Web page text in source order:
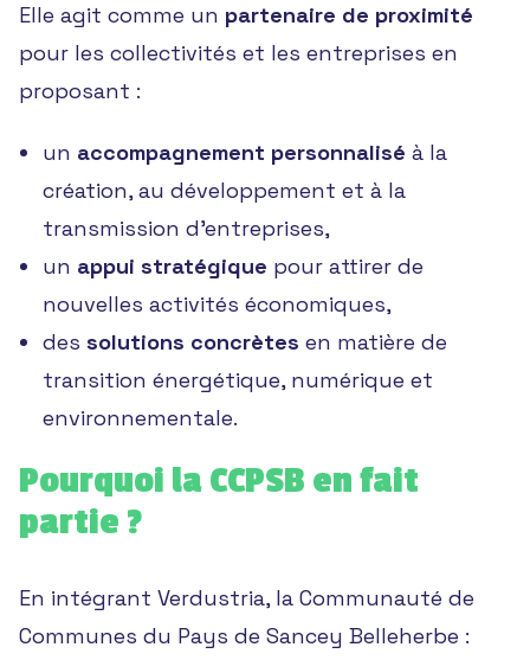
Elle agit comme un partenaire de proximité
pour les collectivités et les entreprises en
proposant :
un accompagnement personnalisé à la
création, au développement et à la
transmission d’entreprises,
un appui stratégique pour attirer de
nouvelles activités économiques,
des solutions concrètes en matière de
transition énergétique, numérique et
environnementale.
Pourquoi la CCPSB en fait
partie ?
En intégrant Verdustria, la Communauté de
Communes du Pays de Sancey Belleherbe :